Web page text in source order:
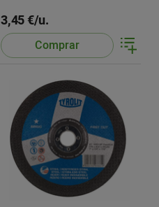
3,45 €/u.
Comprar